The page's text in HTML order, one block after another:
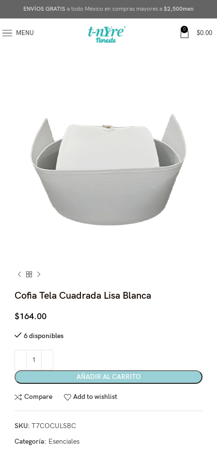
ENVÍOS GRATIS a todo México en compras mayores a $2,500mxn
MENU 0 $0.00
Cofia Tela Cuadrada Lisa Blanca
$164.00
6 disponibles
AÑADIR AL CARRITO
Compare Add to wishlist
SKU: T7COCULSBC
Categoría: Esenciales